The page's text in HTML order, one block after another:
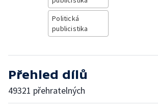
Politická
publicistika
Přehled dílů
49321 přehratelných